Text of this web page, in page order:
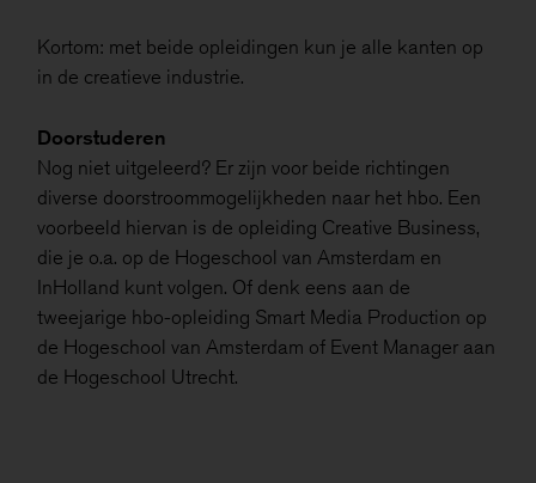
Kortom: met beide opleidingen kun je alle kanten op
in de creatieve industrie.
Doorstuderen
Nog niet uitgeleerd? Er zijn voor beide richtingen
diverse doorstroommogelijkheden naar het hbo. Een
voorbeeld hiervan is de opleiding Creative Business,
die je o.a. op de Hogeschool van Amsterdam en
InHolland kunt volgen. Of denk eens aan de
tweejarige hbo-opleiding Smart Media Production op
de Hogeschool van Amsterdam of Event Manager aan
de Hogeschool Utrecht.